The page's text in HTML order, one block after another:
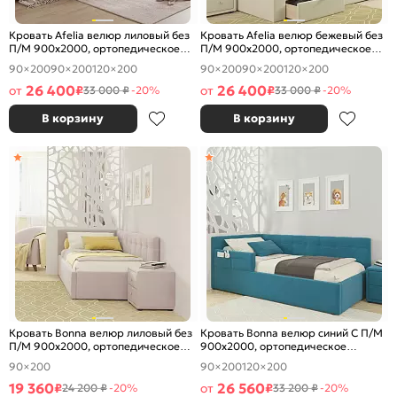
Кровать Afelia велюр лиловый без
П/М 900x2000, ортопедическое
основание, изголовье мягкое
90×20090×200120×200
от 26 400₽33 000 ₽-20%
В корзину
Кровать Afelia велюр бежевый без
П/М 900x2000, ортопедическое
основание, изголовье мягкое
90×20090×200120×200
от 26 400₽33 000 ₽-20%
В корзину
Кровать Bonna велюр лиловый без
П/М 900x2000, ортопедическое
основание, изголовье мягкое
90×200
19 360₽24 200 ₽-20%
Кровать Bonna велюр синий С П/М
900x2000, ортопедическое
основание, изголовье мягкое
90×200120×200
от 26 560₽33 200 ₽-20%